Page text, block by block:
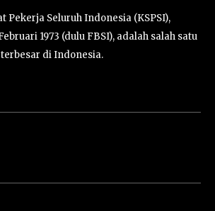
Pekerja Seluruh Indonesia (KSPSI),
1973 (dulu FBSI), adalah salah satu
di Indonesia.